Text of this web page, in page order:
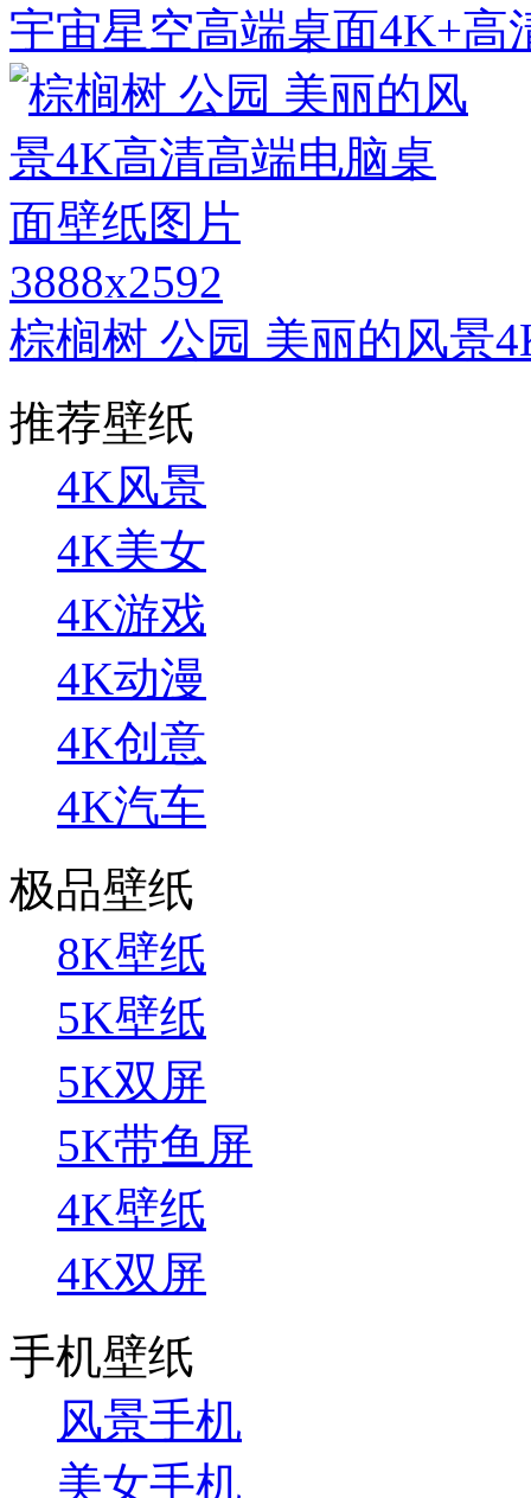
宇宙星空高端桌面4K+高
3888x2592
棕榈树 公园 美丽的风景
推荐壁纸
4K风景
4K美女
4K游戏
4K动漫
4K创意
4K汽车
极品壁纸
8K壁纸
5K壁纸
5K双屏
5K带鱼屏
4K壁纸
4K双屏
手机壁纸
风景手机
美女手机